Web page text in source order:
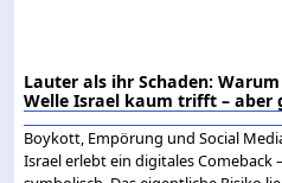
Lauter als ihr Schaden:
Welle Israel kaum trifft – aber
Boykott, Empörung und Social
Israel erlebt ein digitales Comeback